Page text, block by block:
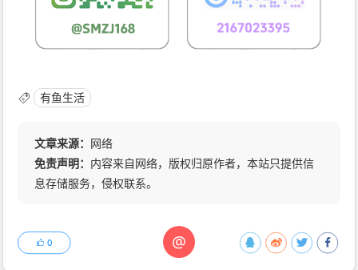
有鱼生活
文章来源： 网络
免责声明： 内容来自网络，版权归原作者，本站只提供信
息存储服务，侵权联系。
@
0